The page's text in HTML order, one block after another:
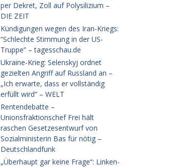
per Dekret, Zoll auf Polysilizium –
DIE ZEIT
Kündigungen wegen des Iran-Kriegs:
“Schlechte Stimmung in der US-
Truppe” – tagesschau.de
Ukraine-Krieg: Selenskyj ordnet
gezielten Angriff auf Russland an –
„Ich erwarte, dass er vollständig
erfüllt wird“ – WELT
Rentendebatte –
Unionsfraktionschef Frei hält
raschen Gesetzesentwurf von
Sozialministerin Bas für nötig –
Deutschlandfunk
„Überhaupt gar keine Frage“: Linken-